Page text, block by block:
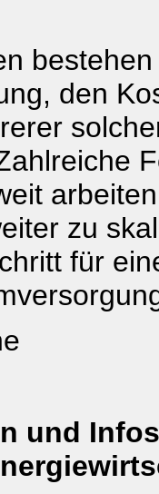
den
zu
für
und